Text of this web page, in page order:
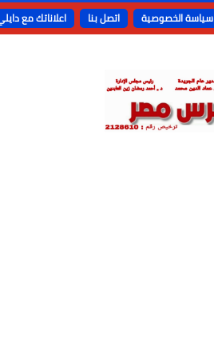
سياسة الخصوصية اتصل بنا اعلاناتك مع